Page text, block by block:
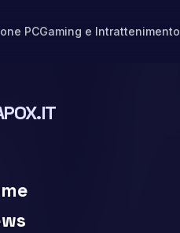
PCGaming e Intrattenimento